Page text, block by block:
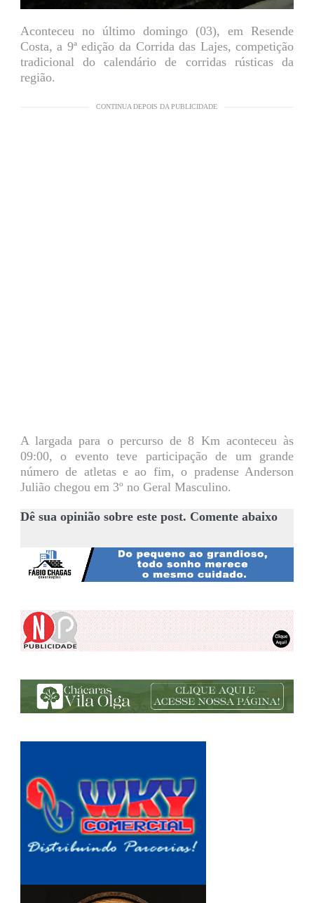
Aconteceu no último domingo (03), em Resende
Costa, a 9ª edição da Corrida das Lajes, competição
tradicional do calendário de corridas rústicas da
região.
CONTINUA DEPOIS DA PUBLICIDADE
A largada para o percurso de 8 Km aconteceu às
09:00, o evento teve participação de um grande
número de atletas e ao fim, o pradense Anderson
Julião chegou em 3º no Geral Masculino.
Dê sua opinião sobre este post. Comente abaixo